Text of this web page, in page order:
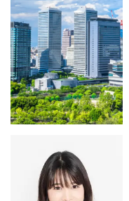
東大阪市
路線から探す